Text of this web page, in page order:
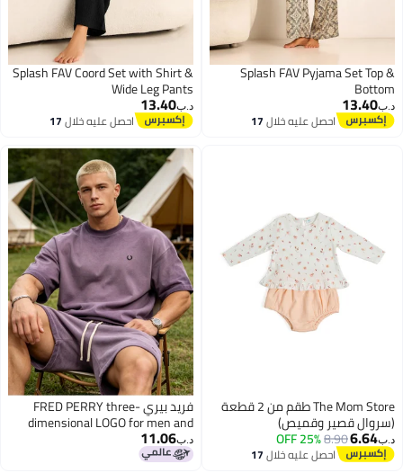
Splash FAV Pyjama Set Top &
Bottom
د.ب‏13.40
احصل عليه خلال17
Splash FAV Coord Set with Shirt &
Wide Leg Pants
د.ب‏13.40
احصل عليه خلال17
The Mom Store طقم من 2 قطعة
(سروال قصير وقميص)
د.ب‏6.64
8.90
25% OFF
احصل عليه خلال17
8
فريد بيري FRED PERRY three-
dimensional LOGO for men and
women is vintage washed to make
an old casual suit, with loose
د.ب‏11.06